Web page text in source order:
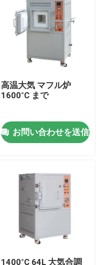
高温大気 マフル炉
1600°C まで
お問い合わせを送信
1400°C 64L 大気合調